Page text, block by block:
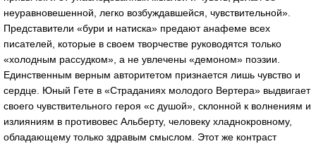
неуравновешенной, легко возбуждавшейся, чувствительной».
Представители «бури и натиска» предают анафеме всех
писателей, которые в своем творчестве руководятся только
«холодным рассудком», а не увлечены «демоном» поэзии.
Единственным верным авторитетом признается лишь чувство и
сердце. Юный Гете в «Страданиях молодого Вертера» выдвигает
своего чувствительного героя «с душой», склонной к волнениям и
излияниям в противовес Альберту, человеку хладнокровному,
обладающему только здравым смыслом. Этот же контраст